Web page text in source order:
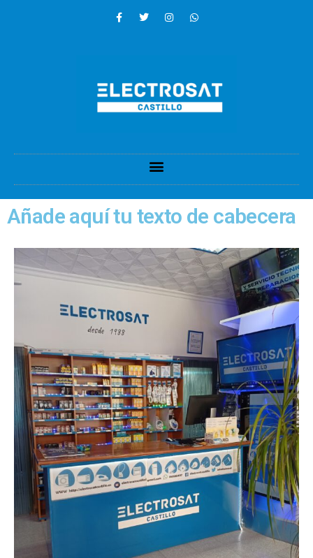
Añade aquí tu texto de cabecera